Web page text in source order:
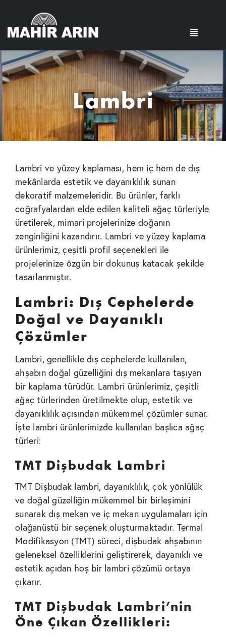
content
Toggle
Anasayfa
Hakkımızda
Ürünlerimiz
İletişim
Lambri
Lambri ve yüzey kaplaması, hem iç hem de dış
mekânlarda estetik ve dayanıklılık sunan
dekoratif malzemeleridir. Bu ürünler, farklı
coğrafyalardan elde edilen kaliteli ağaç türleriyle
üretilerek, mimari projelerinize doğanın
zenginliğini kazandırır. Lambri ve yüzey kaplama
ürünlerimiz, çeşitli profil seçenekleri ile
projelerinize özgün bir dokunuş katacak şekilde
tasarlanmıştır.
Lambri: Dış Cephelerde
Doğal ve Dayanıklı
Çözümler
Lambri, genellikle dış cephelerde kullanılan,
ahşabın doğal güzelliğini dış mekanlara taşıyan
bir kaplama türüdür. Lambri ürünlerimiz, çeşitli
ağaç türlerinden üretilmekte olup, estetik ve
dayanıklılık açısından mükemmel çözümler sunar.
İşte lambri ürünlerimizde kullanılan başlıca ağaç
türleri:
TMT Dişbudak Lambri
TMT Dişbudak lambri, dayanıklılık, çok yönlülük
ve doğal güzelliğin mükemmel bir birleşimini
sunarak dış mekan ve iç mekan uygulamaları için
olağanüstü bir seçenek oluşturmaktadır. Termal
Modifikasyon (TMT) süreci, dişbudak ahşabının
geleneksel özelliklerini geliştirerek, dayanıklı ve
estetik açıdan hoş bir lambri çözümü ortaya
çıkarır.
TMT Dişbudak Lambri’nin
Öne Çıkan Özellikleri: